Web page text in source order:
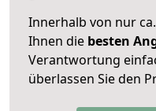
Innerhalb von nur
Ihnen die besten
Verantwortung
überlassen Sie den